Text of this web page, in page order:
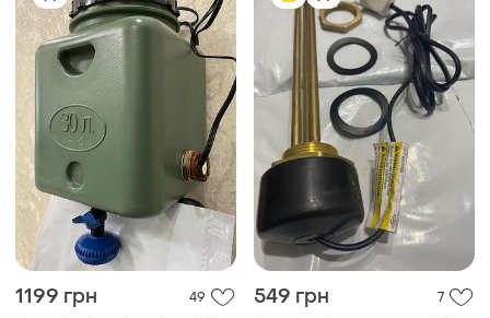
1199 грн 49 549 грн 7